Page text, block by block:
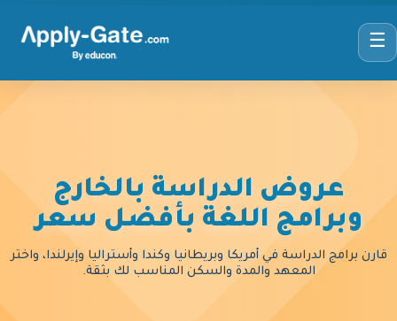
☰
عروض الدراسة بالخارج
وبرامج اللغة بأفضل سعر
قارن برامج الدراسة في أمريكا وبريطانيا وكندا وأستراليا وإيرلندا، واختر
المعهد والمدة والسكن المناسب لك بثقة.